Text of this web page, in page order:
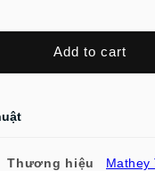
Add to cart
Thương hiệu Mathey